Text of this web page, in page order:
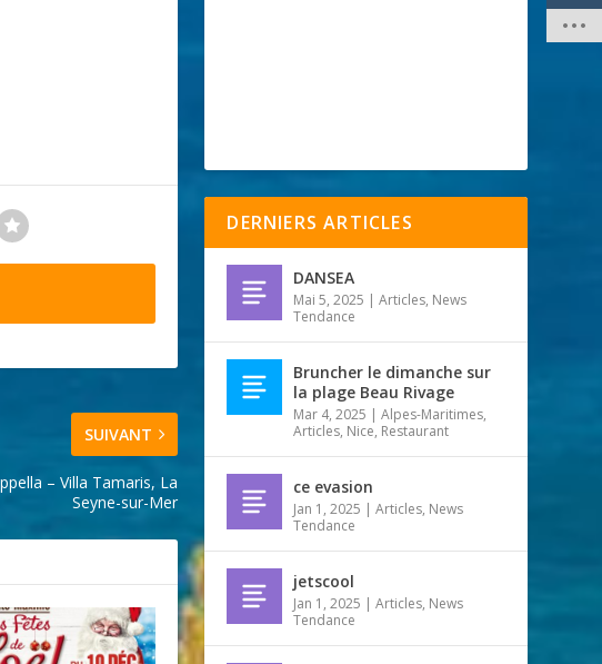
SUIVANT
– Villa Tamaris, La
Seyne-sur-Mer
DERNIERS ARTICLES
DANSEA
Mai 5, 2025 |Articles, News
Tendance
Bruncher le dimanche sur
la plage Beau Rivage
Mar 4, 2025 |Alpes-Maritimes,
Articles, Nice, Restaurant
ce evasion
Jan 1, 2025 |Articles, News
Tendance
jetscool
Jan 1, 2025 |Articles, News
Tendance